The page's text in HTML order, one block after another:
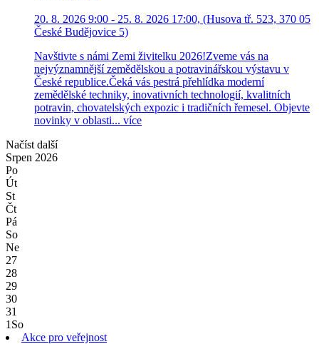
20. 8. 2026 9:00 - 25. 8. 2026 17:00, (Husova tř. 523, 370 05
České Budějovice 5)
Navštivte s námi Zemi živitelku 2026!Zveme vás na
nejvýznamnější zemědělskou a potravinářskou výstavu v
České republice.Čeká vás pestrá přehlídka moderní
zemědělské techniky, inovativních technologií, kvalitních
potravin, chovatelských expozic i tradičních řemesel. Objevte
novinky v oblasti... více
Načíst další
Srpen 2026
Po
Út
St
Čt
Pá
So
Ne
27
28
29
30
31
1 So
Akce pro veřejnost